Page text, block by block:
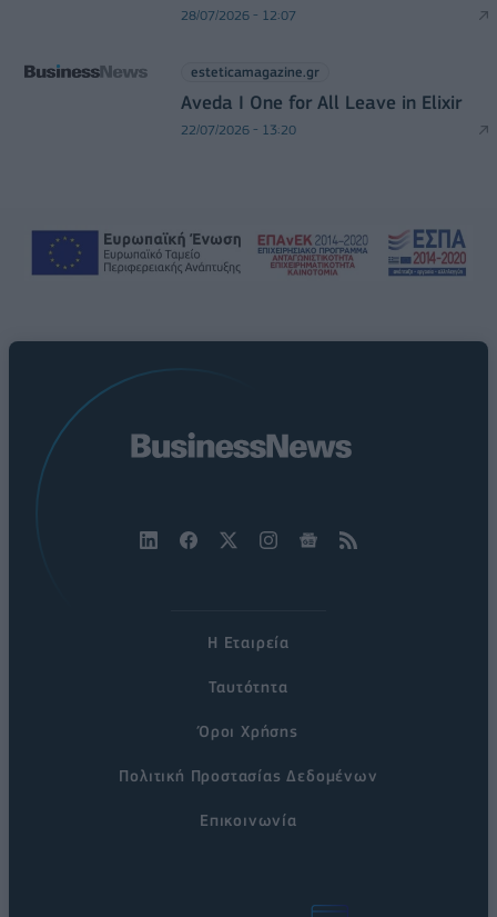
28/07/2026 - 12:07
esteticamagazine.gr
Aveda I One for All Leave in Elixir
22/07/2026 - 13:20
Η Εταιρεία
Ταυτότητα
Όροι Χρήσης
Πολιτική Προστασίας Δεδομένων
Επικοινωνία